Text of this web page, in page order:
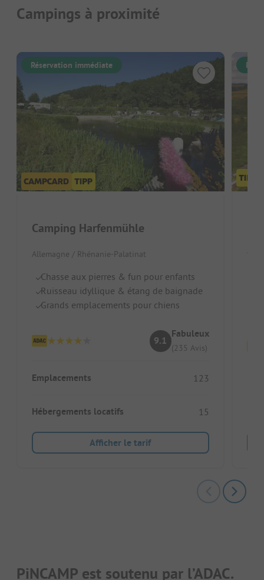
Campings à proximité
Réservation immédiate
Camping Harfenmühle
Allemagne / Rhénanie-Palatinat
Chasse aux pierres & fun pour enfants
Ruisseau idyllique & étang de baignade
Grands emplacements pour chiens
9.1
Fabuleux
(235 Avis)
Emplacements 123
Hébergements locatifs 15
Afficher le tarif
PiNCAMP est soutenu par l’ADAC.